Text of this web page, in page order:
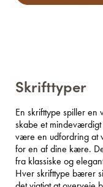
Skrifttyper
En skrifttype spiller
skabe et
være en udfordring at
for en af dine kære.
fra klassiske og
Hver skrifttype bærer